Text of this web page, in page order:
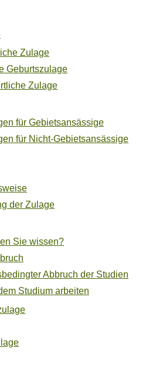
Zulage
Geburtszulage
Zulage
für Gebietsansässige
für Nicht-Gebietsansässige
der Zulage
Sie wissen?
Abbruch der Studien
Studium arbeiten